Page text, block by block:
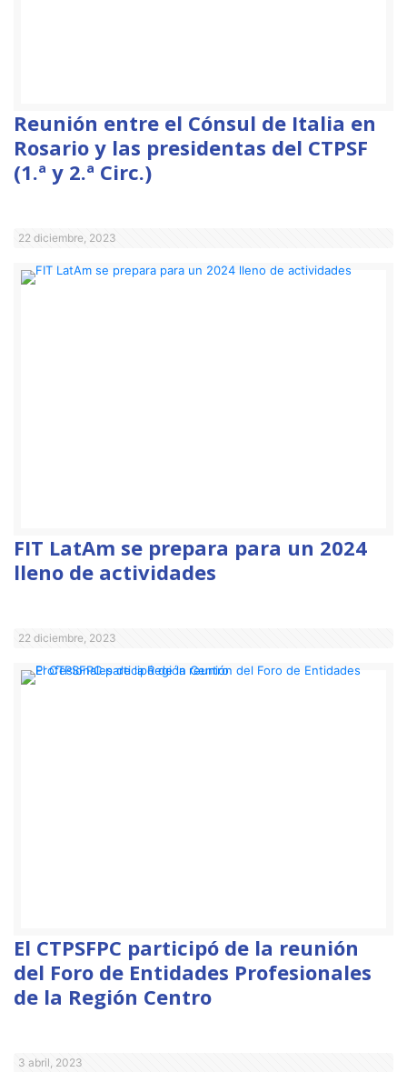
Reunión entre el Cónsul de Italia en
Rosario y las presidentas del CTPSF
(1.ª y 2.ª Circ.)
22 diciembre, 2023
FIT LatAm se prepara para un 2024
lleno de actividades
22 diciembre, 2023
El CTPSFPC participó de la reunión
del Foro de Entidades Profesionales
de la Región Centro
3 abril, 2023